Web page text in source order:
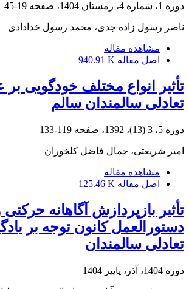
دوره 1، شماره 4، زمستان 1404، صفحه 19-45
ناصر رسول زاده جدی، محمد رسول خدادادی
مشاهده مقاله
اصل مقاله 940.91 K
تأثیر انواع مختلف خودگویی بر
تعادلی سالمندان سالم
دوره 5، 3 (13)، 1392، صفحه 119-133
امیر شریعتی، جمال فاضل کلخوران
مشاهده مقاله
اصل مقاله 125.46 K
تأثیر بازپردازش آگاهانه حرکتی
دستورالعمل کانون توجه بر
تعادلی سالمندان
دوره 1404، آذر، پاییز 1404